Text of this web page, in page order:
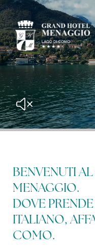
BENVENUTI
MENAGGIO.
DOVE
ITALIANO,
COMO.